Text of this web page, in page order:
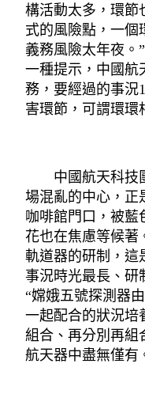
構活動太多，環節
式的風險點，一個
義務風險太年夜。
一種提示，中國航
務，要經過的事況1
害環節，可謂環環
中國航天科技團
場混亂的中心，正
咖啡館門口，被藍
花也在焦慮等候著
軌道器的研制，這
事況時光最長、研
“嫦娥五號探測器
一起配合的狀況培
組合、再分別再組
航天器中盡無僅有